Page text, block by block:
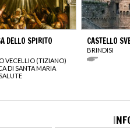
DELLO SPIRITO
VECELLIO (TIZIANO)
DI SANTA MARIA
CASTELLO
BRINDISI
I